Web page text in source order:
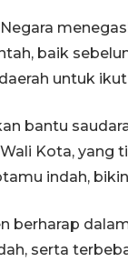
baik
untuk
bantu
Kota, yang
indah,
berharap
serta